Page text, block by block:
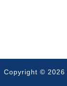
Copyright © 2026